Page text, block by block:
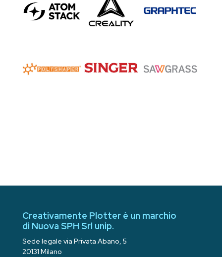
Creativamente Plotter è un marchio
di Nuova SPH Srl unip.
Sede legale via Privata Abano, 5
20131 Milano